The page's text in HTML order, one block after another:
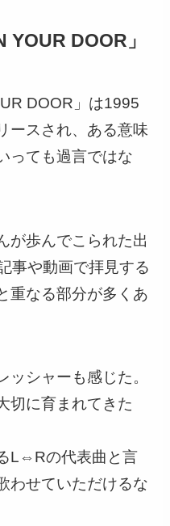
YOUR DOOR」
DOOR」は1995
ースされ、ある意味
っても過言ではな
が歩んでこられた出
事や動画で拝見する
重なる部分が多くあ
ッシャーも感じた。
切に育まれてきた
L⇔Rの代表曲と言
わせていただけるな